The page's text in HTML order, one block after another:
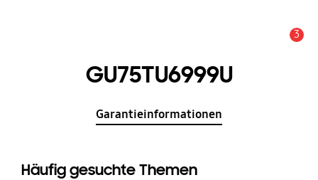
3
GU75TU6999U
Garantieinformationen
Häufig gesuchte Themen